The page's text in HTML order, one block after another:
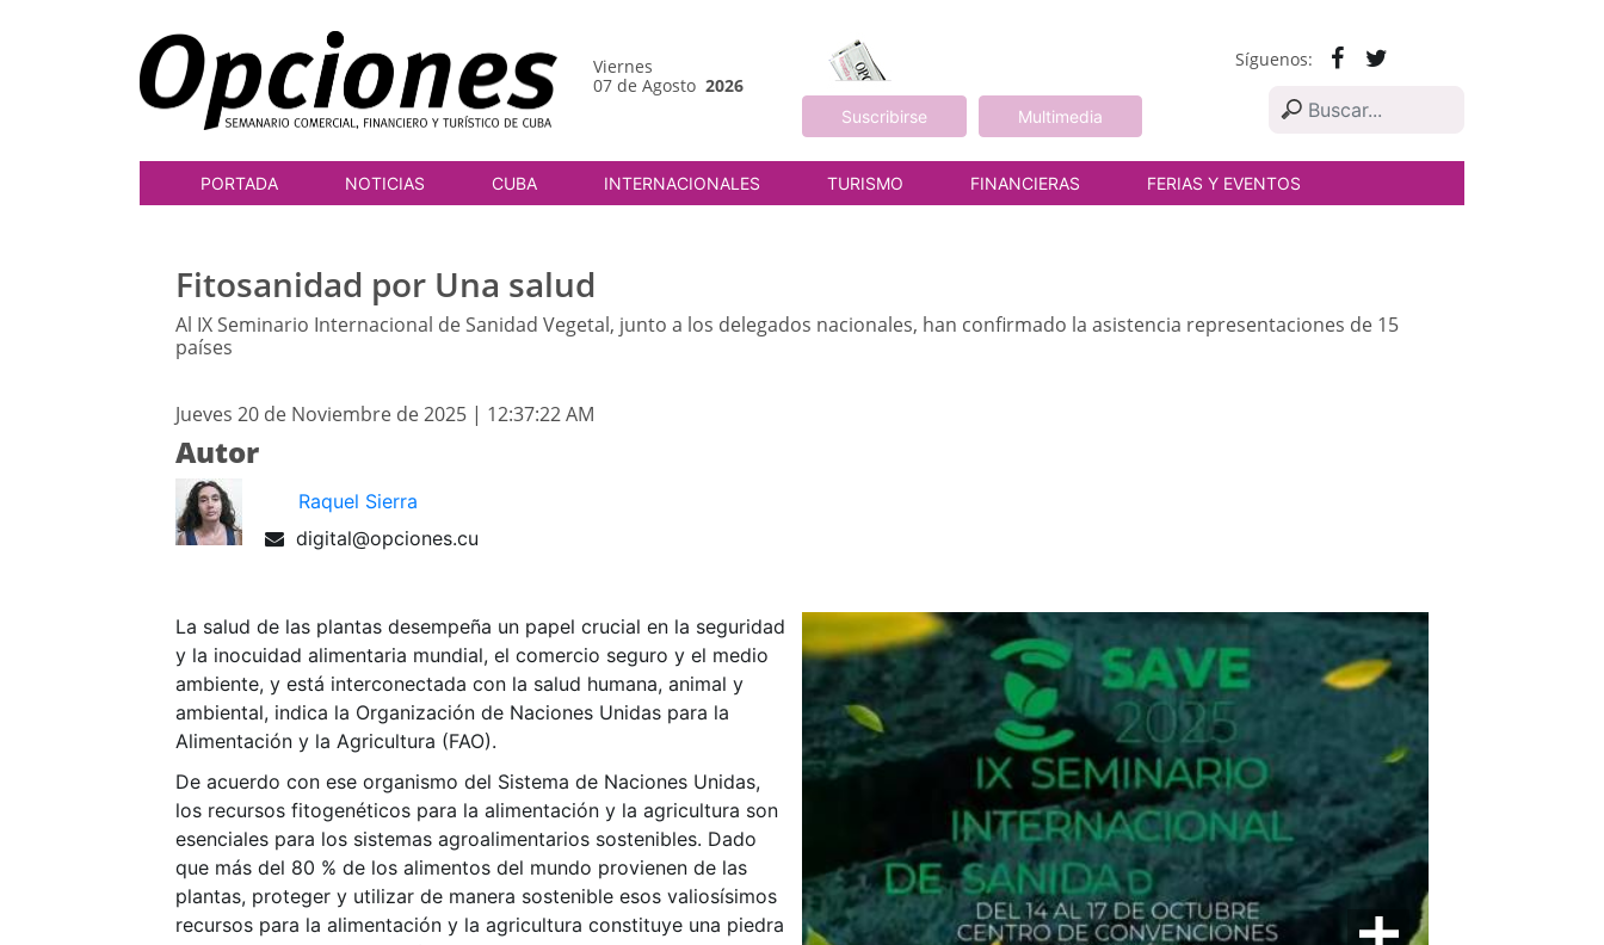
Viernes
07 de Agosto 2026
Suscribirse Multimedia
Síguenos:
PORTADA NOTICIAS CUBA INTERNACIONALES TURISMO FINANCIERAS FERIAS Y EVENTOS
Fitosanidad por Una salud
Al IX Seminario Internacional de Sanidad Vegetal, junto a los delegados nacionales, han confirmado la asistencia representaciones de 15
países
Jueves 20 de Noviembre de 2025 | 12:37:22 AM
Autor
Raquel Sierra
digital@opciones.cu
La salud de las plantas desempeña un papel crucial en la seguridad
y la inocuidad alimentaria mundial, el comercio seguro y el medio
ambiente, y está interconectada con la salud humana, animal y
ambiental, indica la Organización de Naciones Unidas para la
Alimentación y la Agricultura (FAO).
De acuerdo con ese organismo del Sistema de Naciones Unidas,
los recursos fitogenéticos para la alimentación y la agricultura son
esenciales para los sistemas agroalimentarios sostenibles. Dado
que más del 80 % de los alimentos del mundo provienen de las
plantas, proteger y utilizar de manera sostenible esos valiosísimos
recursos para la alimentación y la agricultura constituye una piedra